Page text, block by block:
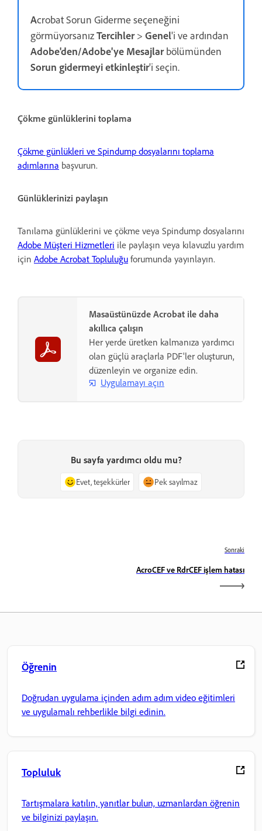
Acrobat Sorun Giderme seçeneğini
görmüyorsanızTercihler> Genel'i ve ardından
Adobe'den/Adobe'ye Mesajlarbölümünden
Sorun gidermeyi etkinleştir'i seçin.
Çökme günlüklerini toplama
Çökme günlükleri ve Spindump dosyalarını toplama
adımlarına başvurun.
Günlüklerinizi paylaşın
Tanılama günlüklerini ve çökme veya Spindump dosyalarını
Adobe Müşteri Hizmetleri ile paylaşın veya kılavuzlu yardım
için Adobe Acrobat Topluluğu forumunda yayınlayın.
Masaüstünüzde Acrobat ile daha
akıllıca çalışın
Her yerde üretken kalmanıza yardımcı
olan güçlü araçlarla PDF'ler oluşturun,
düzenleyin ve organize edin.
Uygulamayı açın
Bu sayfa yardımcı oldu mu?
Evet, teşekkürler Pek sayılmaz
Sonraki
AcroCEF ve RdrCEF işlem hatası
Öğrenin
Doğrudan uygulama içinden adım adım video eğitimleri
ve uygulamalı rehberlikle bilgi edinin.
Topluluk
Tartışmalara katılın, yanıtlar bulun, uzmanlardan öğrenin
ve bilginizi paylaşın.